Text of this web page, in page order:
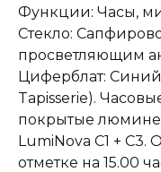
Функции: Часы,
Стекло:
просветляющим
Циферблат:
Tapisserie).
покрытые
LumiNova С1 + С3.
отметке на 15.00